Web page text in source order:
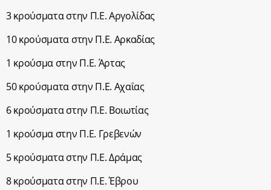
3 κρούσματα στην Π.Ε. Αργολίδας
10 κρούσματα στην Π.Ε. Αρκαδίας
1 κρούσμα στην Π.Ε. Άρτας
50 κρούσματα στην Π.Ε. Αχαΐας
6 κρούσματα στην Π.Ε. Βοιωτίας
1 κρούσμα στην Π.Ε. Γρεβενών
5 κρούσματα στην Π.Ε. Δράμας
8 κρούσματα στην Π.Ε. Έβρου